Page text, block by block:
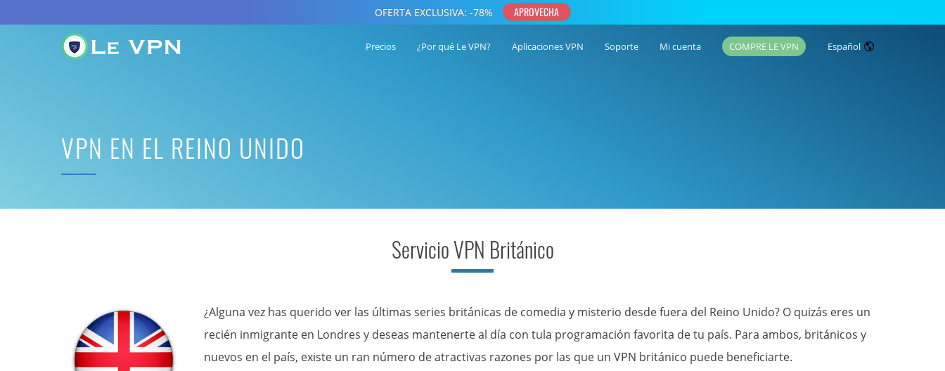
Precios ¿Por qué Le VPN? Aplicaciones VPN Soporte Mi cuenta COMPRE LE VPN Español
VPN EN EL REINO UNIDO
Servicio VPN Británico
¿Alguna vez has querido ver las últimas series británicas de comedia y misterio desde fuera del Reino Unido? O quizás eres un
recién inmigrante en Londres y deseas mantenerte al día con tula programación favorita de tu país. Para ambos, británicos y
nuevos en el país, existe un ran número de atractivas razones por las que un VPN británico puede beneficiarte.